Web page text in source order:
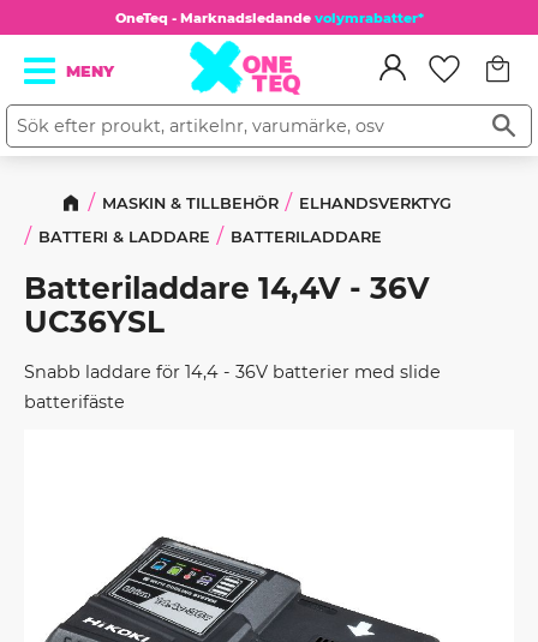
Meny
OneTeq - Marknadsledande volymrabatter*
MASKIN & TILLBEHÖR
ELHANDSVERKTYG
BATTERI & LADDARE
BATTERILADDARE
Batteriladdare 14,4V - 36V
UC36YSL
Snabb laddare för 14,4 - 36V batterier med slide
batterifäste